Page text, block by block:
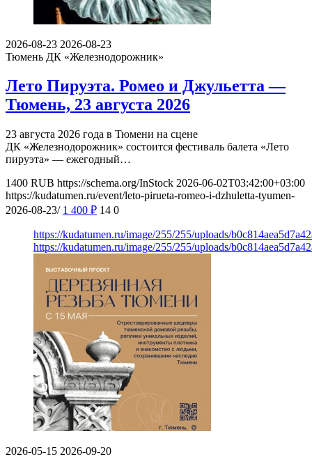
2026-08-23 2026-08-23
Тюмень ДК «Железнодорожник»
Лето Пируэта. Ромео и Джульетта —
Тюмень, 23 августа 2026
23 августа 2026 года в Тюмени на сцене
ДК «Железнодорожник» состоится фестиваль балета «Лето
пируэта» — ежегодный…
1400 RUB https://schema.org/InStock 2026-06-02T03:42:00+03:00
https://kudatumen.ru/event/leto-pirueta-romeo-i-dzhuletta-tyumen-
2026-08-23/ 1 400 ₽ 14 0
https://kudatumen.ru/image/255/255/uploads/
https://kudatumen.ru/image/255/255/uploads/
2026-05-15 2026-09-20